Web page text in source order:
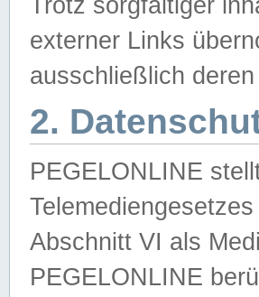
externer Links
ausschließlich
2.
PEGELONLINE
Abschnitt VI als
PEGELONLINE